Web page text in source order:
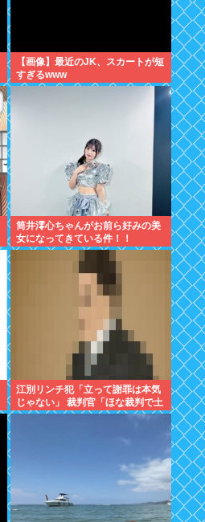
【画像】最近のJK、スカートが短
すぎるwww
筒井澪心ちゃんがお前ら好みの美
女になってきている件！！
江別リンチ犯「立って謝罪は本気
じゃない」 裁判官「ほな裁判で土
下座してないキミは本気じゃない